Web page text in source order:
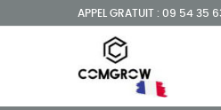
APPEL GRATUIT : 09 54 35